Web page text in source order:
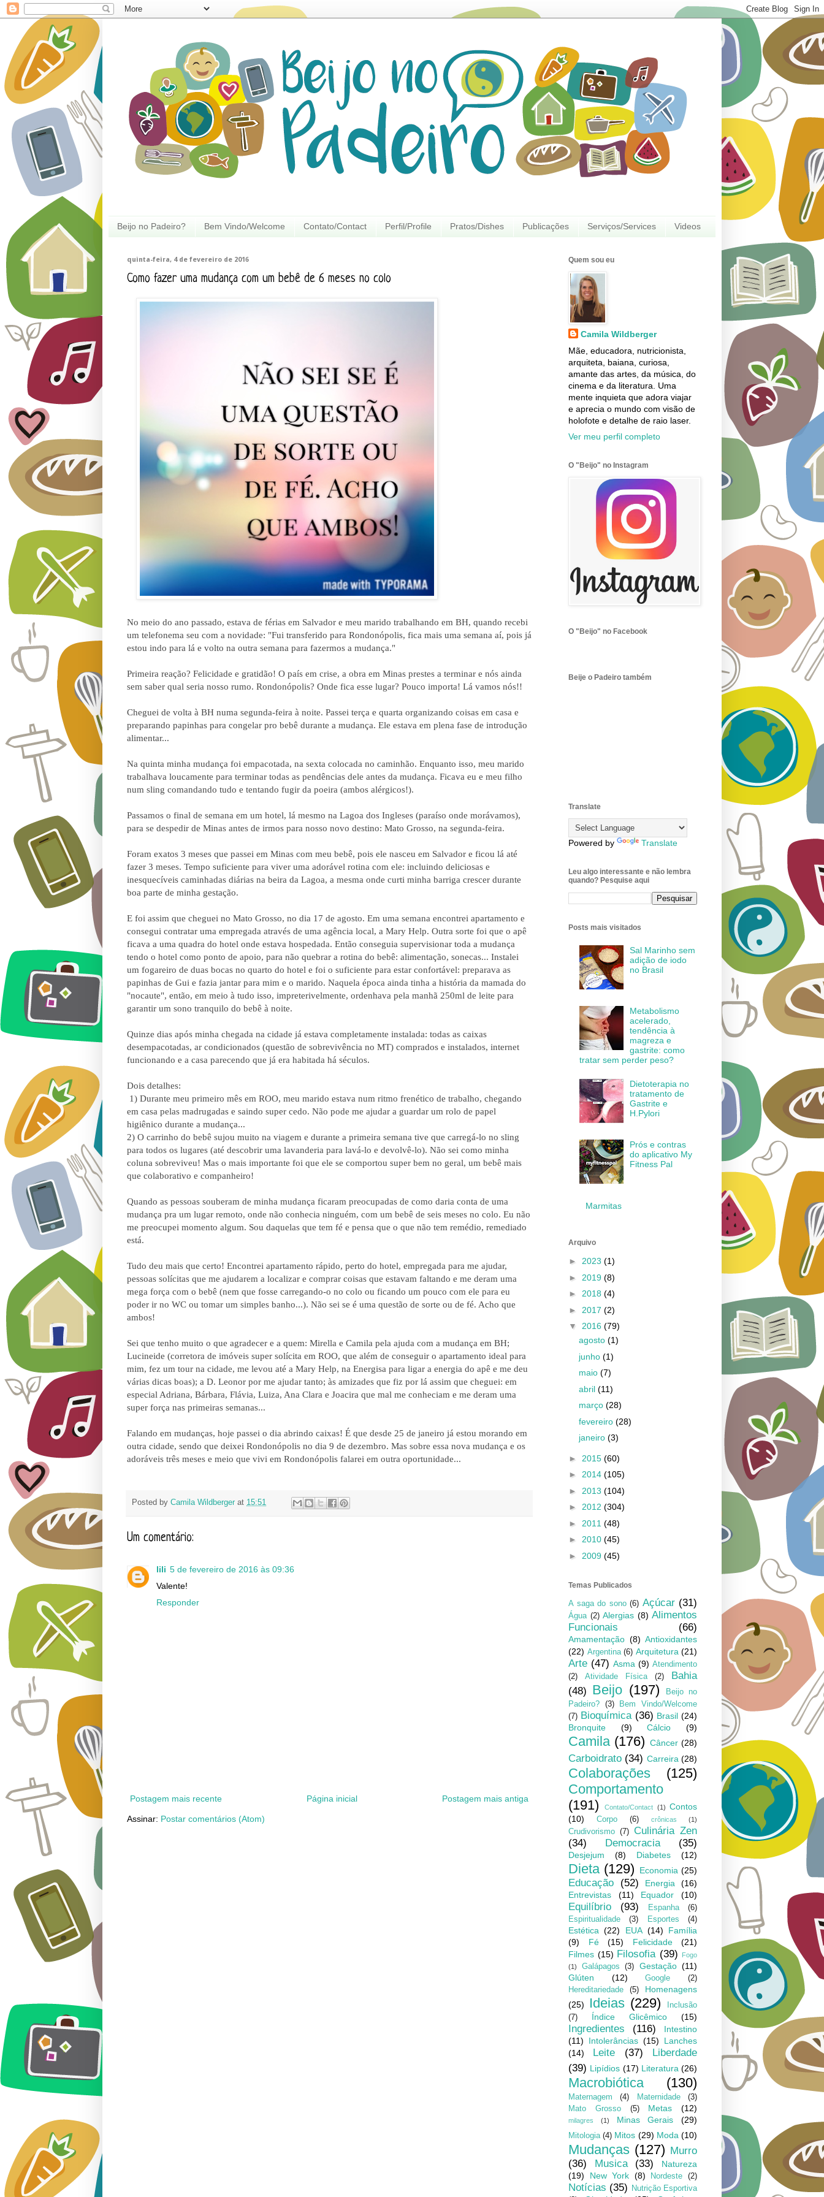
Beijo no Padeiro? Bem Vindo/Welcome Contato/Contact Perfil/Profile Pratos/Dishes Publicações Serviços/Services Videos
quinta-feira, 4 de fevereiro de 2016
Como fazer uma mudança com um bebê de 6 meses no colo
No meio do ano passado, estava de férias em Salvador e meu marido trabalhando em BH, quando recebi
um telefonema seu com a novidade: "Fui transferido para Rondonópolis, fica mais uma semana aí, pois já
estou indo para lá e volto na outra semana para fazermos a mudança."
Primeira reação? Felicidade e gratidão! O país em crise, a obra em Minas prestes a terminar e nós ainda
sem saber qual seria nosso rumo. Rondonópolis? Onde fica esse lugar? Pouco importa! Lá vamos nós!!
Cheguei de volta à BH numa segunda-feira à noite. Passei terça e quarta organizando coisas em casa e
preparando papinhas para congelar pro bebê durante a mudança. Ele estava em plena fase de introdução
alimentar...
Na quinta minha mudança foi empacotada, na sexta colocada no caminhão. Enquanto isso, meu marido
trabalhava loucamente para terminar todas as pendências dele antes da mudança. Ficava eu e meu filho
num sling comandando tudo e tentando fugir da poeira (ambos alérgicos!).
Passamos o final de semana em um hotel, lá mesmo na Lagoa dos Ingleses (paraíso onde morávamos),
para se despedir de Minas antes de irmos para nosso novo destino: Mato Grosso, na segunda-feira.
Foram exatos 3 meses que passei em Minas com meu bebê, pois ele nasceu em Salvador e ficou lá até
fazer 3 meses. Tempo suficiente para viver uma adorável rotina com ele: incluindo deliciosas e
inesquecíveis caminhadas diárias na beira da Lagoa, a mesma onde curti minha barriga crescer durante
boa parte de minha gestação.
E foi assim que cheguei no Mato Grosso, no dia 17 de agosto. Em uma semana encontrei apartamento e
consegui contratar uma empregada através de uma agência local, a Mary Help. Outra sorte foi que o apê
ficava a uma quadra do hotel onde estava hospedada. Então conseguia supervisionar toda a mudança
tendo o hotel como ponto de apoio, para não quebrar a rotina do bebê: alimentação, sonecas... Instalei
um fogareiro de duas bocas no quarto do hotel e foi o suficiente para estar confortável: preparava as
papinhas de Gui e fazia jantar para mim e o marido. Naquela época ainda tinha a história da mamada do
"nocaute", então, em meio à tudo isso, impreterivelmente, ordenhava pela manhã 250ml de leite para
garantir um sono tranquilo do bebê à noite.
Quinze dias após minha chegada na cidade já estava completamente instalada: todas as caixas
desempacotadas, ar condicionados (questão de sobrevivência no MT) comprados e instalados, internet
funcionando e a casa parecendo que já era habitada há séculos.
Dois detalhes:
1) Durante meu primeiro mês em ROO, meu marido estava num ritmo frenético de trabalho, chegando
em casa pelas madrugadas e saindo super cedo. Não pode me ajudar a guardar um rolo de papel
higiênico durante a mudança...
2) O carrinho do bebê sujou muito na viagem e durante a primeira semana tive que carregá-lo no sling
para todos os lugares (até descobrir uma lavanderia para lavá-lo e devolvê-lo). Não sei como minha
coluna sobreviveu! Mas o mais importante foi que ele se comportou super bem no geral, um bebê mais
que colaborativo e companheiro!
Quando as pessoas souberam de minha mudança ficaram preocupadas de como daria conta de uma
mudança pra um lugar remoto, onde não conhecia ninguém, com um bebê de seis meses no colo. Eu não
me preocupei momento algum. Sou daquelas que tem fé e pensa que o que não tem remédio, remediado
está.
Tudo deu mais que certo! Encontrei apartamento rápido, perto do hotel, empregada para me ajudar,
pessoas solícitas que me ajudarem a localizar e comprar coisas que estavam faltando e me deram uma
mega força com o bebê (nem que fosse carregando-o no colo ou ficando um pouco com ele para eu
poder ir no WC ou tomar um simples banho...). Não sei se é uma questão de sorte ou de fé. Acho que
ambos!
Sei que tenho muito o que agradecer e a quem: Mirella e Camila pela ajuda com a mudança em BH;
Lucineide (corretora de imóveis super solícita em ROO, que além de conseguir o apartamento ideal para
mim, fez um tour na cidade, me levou até a Mary Help, na Energisa para ligar a energia do apê e me deu
várias dicas boas); a D. Leonor por me ajudar tanto; às amizades que fiz por lá assim que cheguei: em
especial Adriana, Bárbara, Flávia, Luiza, Ana Clara e Joacira que mal me conheciam e me deram uma
super força nas primeiras semanas...
Falando em mudanças, hoje passei o dia abrindo caixas! É que desde 25 de janeiro já estou morando em
outra cidade, sendo que deixei Rondonópolis no dia 9 de dezembro. Mas sobre essa nova mudança e os
adoráveis três meses e meio que vivi em Rondonópolis falarei em outra oportunidade...
Posted by Camila Wildberger at 15:51
Um comentário:
lili 5 de fevereiro de 2016 às 09:36
Valente!
Responder
Postagem mais recente Postagem mais antiga
Página inicial
Assinar: Postar comentários (Atom)
Quem sou eu
Camila Wildberger
Mãe, educadora, nutricionista,
arquiteta, baiana, curiosa,
amante das artes, da música, do
cinema e da literatura. Uma
mente inquieta que adora viajar
e aprecia o mundo com visão de
holofote e detalhe de raio laser.
Ver meu perfil completo
O "Beijo" no Instagram
O "Beijo" no Facebook
Beije o Padeiro também
Translate
Powered by Translate
Leu algo interessante e não lembra
quando? Pesquise aqui
Posts mais visitados
Sal Marinho sem
adição de iodo
no Brasil
Metabolismo
acelerado,
tendência à
magreza e
gastrite: como
tratar sem perder peso?
Dietoterapia no
tratamento de
Gastrite e
H.Pylori
Prós e contras
do aplicativo My
Fitness Pal
Marmitas
Arquivo
► 2023 (1)
► 2019 (8)
► 2018 (4)
► 2017 (2)
▼ 2016 (79)
agosto (1)
junho (1)
maio (7)
abril (11)
março (28)
fevereiro (28)
janeiro (3)
► 2015 (60)
► 2014 (105)
► 2013 (104)
► 2012 (304)
► 2011 (48)
► 2010 (45)
► 2009 (45)
Temas Publicados
A saga do sono (6) Açúcar (31)
Água (2) Alergias (8) Alimentos
Funcionais
(66)
Amamentação (8) Antioxidantes
(22) Argentina (6) Arquitetura (21)
Arte (47) Asma (9) Atendimento
(2)
Atividade Física (2)
Bahia
(48) Beijo (197)
Beijo no
Padeiro?
(3)
Bem Vindo/Welcome
(7) Bioquímica (36) Brasil (24)
Bronquite
(9) Cálcio (9)
Camila (176) Câncer (28)
Carboidrato (34) Carreira (28)
Colaborações
(125)
Comportamento
(191)
Contato/Contact (1) Contos
(10)
Corpo (6) crônicas (1)
Crudivorismo (7) Culinária Zen
(34)
Democracia (35)
Desjejum (8) Diabetes (12)
Dieta (129) Economia (25)
Educação (52) Energia
(16)
Entrevistas
(11) Equador (10)
Equilíbrio (93) Espanha
(6)
Espiritualidade
(3) Esportes (4)
Estética (22) EUA (14)
Família
(9)
Fé (15) Felicidade
(21)
Filmes (15) Filosofia (39)
Fogo
(1)
Galápagos (3) Gestação (11)
Glúten
(12) Google
(2)
Hereditariedade
(5)
Homenagens
(25)
Ideias (229)
Inclusão
(7)
Índice Glicêmico (15)
Ingredientes (116)
Intestino
(11)
Intolerâncias (15)
Lanches
(14)
Leite (37)
Liberdade
(39) Lipídios (17) Literatura (26)
Macrobiótica (130)
Maternagem (4) Maternidade
(3)
Mato Grosso
(5) Metas (12)
milagres (1) Minas Gerais (29)
Mitologia (4) Mitos (29) Moda (10)
Mudanças (127) Murro
(36)
Musica (33)
Natureza
(19)
New York (8) Nordeste (2)
Notícias (35)
Nutrição Esportiva